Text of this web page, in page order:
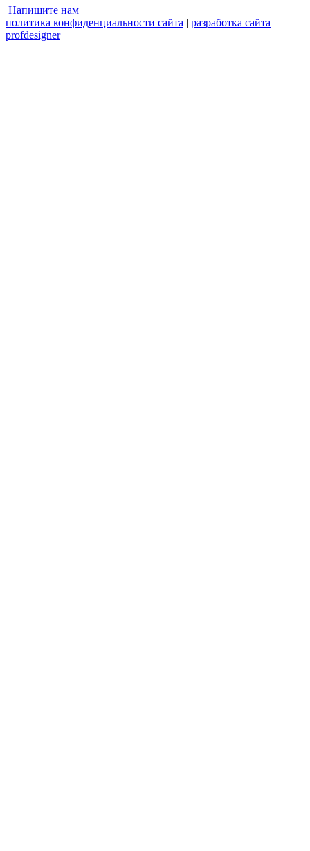
Напишите нам
политика конфиденциальности сайта | разработка сайта
profdesigner